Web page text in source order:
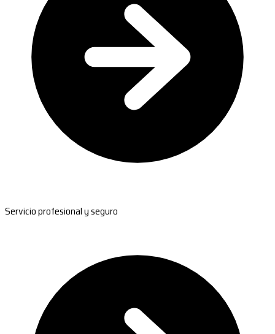
Servicio profesional y seguro